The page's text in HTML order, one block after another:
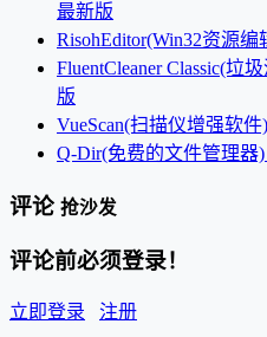
最新版
RisohEditor(Win32资源
FluentCleaner Classic(垃
版
VueScan(扫描仪增强软
Q-Dir(免费的文件管理器
评论 抢沙发
评论前必须登录！
立即登录 注册